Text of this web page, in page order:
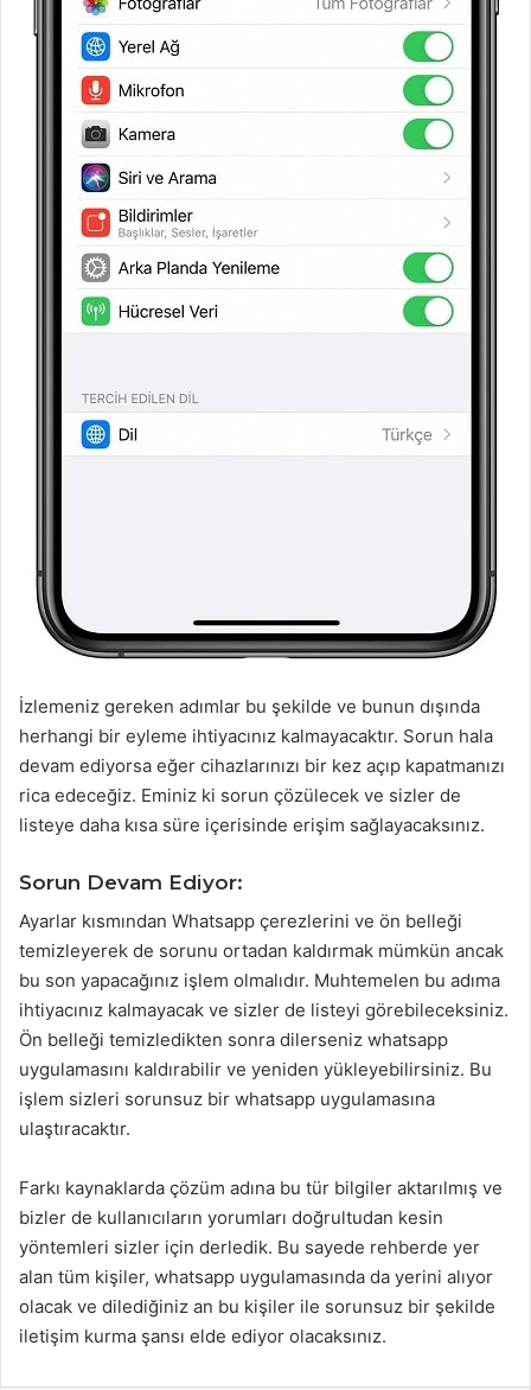
İzlemeniz gereken adımlar bu şekilde ve bunun dışında
herhangi bir eyleme ihtiyacınız kalmayacaktır. Sorun hala
devam ediyorsa eğer cihazlarınızı bir kez açıp kapatmanızı
rica edeceğiz. Eminiz ki sorun çözülecek ve sizler de
listeye daha kısa süre içerisinde erişim sağlayacaksınız.
Sorun Devam Ediyor:
Ayarlar kısmından Whatsapp çerezlerini ve ön belleği
temizleyerek de sorunu ortadan kaldırmak mümkün ancak
bu son yapacağınız işlem olmalıdır. Muhtemelen bu adıma
ihtiyacınız kalmayacak ve sizler de listeyi görebileceksiniz.
Ön belleği temizledikten sonra dilerseniz whatsapp
uygulamasını kaldırabilir ve yeniden yükleyebilirsiniz. Bu
işlem sizleri sorunsuz bir whatsapp uygulamasına
ulaştıracaktır.
Farkı kaynaklarda çözüm adına bu tür bilgiler aktarılmış ve
bizler de kullanıcıların yorumları doğrultudan kesin
yöntemleri sizler için derledik. Bu sayede rehberde yer
alan tüm kişiler, whatsapp uygulamasında da yerini alıyor
olacak ve dilediğiniz an bu kişiler ile sorunsuz bir şekilde
iletişim kurma şansı elde ediyor olacaksınız.